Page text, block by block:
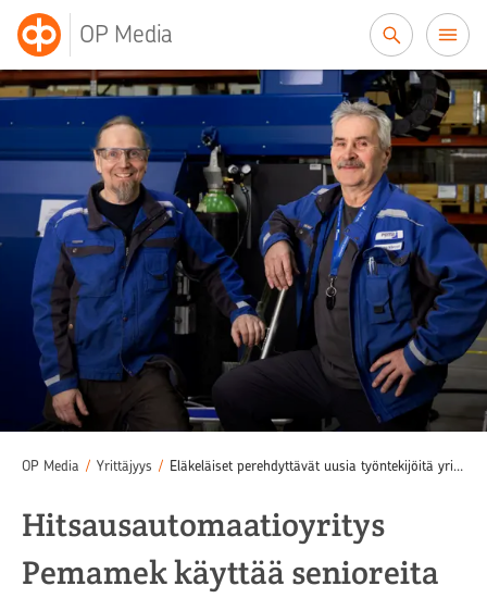
OP Media
OP Media / Yrittäjyys / Eläkeläiset perehdyttävät uusia työntekijöitä yrityksessä
Hitsausautomaatioyritys
Pemamek käyttää senioreita